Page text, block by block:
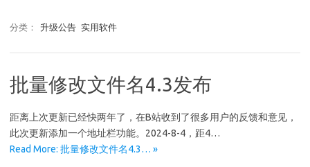
分类： 升级公告 实用软件
批量修改文件名4.3发布
距离上次更新已经快两年了，在B站收到了很多用户的反馈和意见，
此次更新添加一个地址栏功能。2024-8-4，距4…
Read More: 批量修改文件名4.3… »